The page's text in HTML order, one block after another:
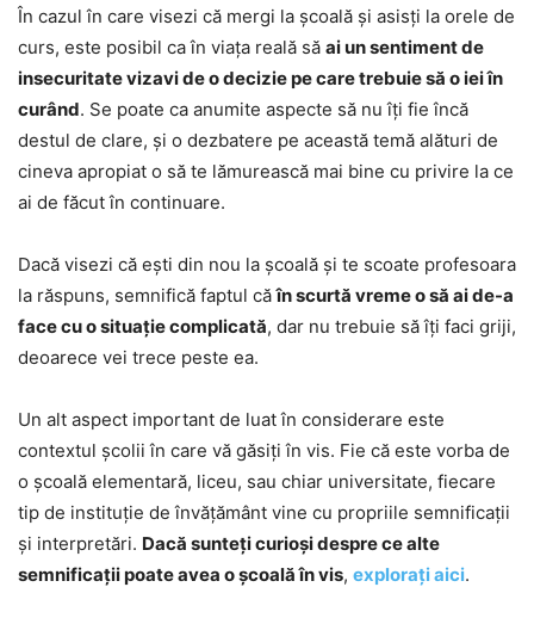
În cazul în care visezi că mergi la școală și asisți la orele de
curs, este posibil ca în viața reală să ai un sentiment de
insecuritate vizavi de o decizie pe care trebuie să o iei în
curând. Se poate ca anumite aspecte să nu îți fie încă
destul de clare, și o dezbatere pe această temă alături de
cineva apropiat o să te lămurească mai bine cu privire la ce
ai de făcut în continuare.
Dacă visezi că ești din nou la școală și te scoate profesoara
la răspuns, semnifică faptul căîn scurtă vreme o să ai de-a
face cu o situație complicată, dar nu trebuie să îți faci griji,
deoarece vei trece peste ea.
Un alt aspect important de luat în considerare este
contextul școlii în care vă găsiți în vis. Fie că este vorba de
o școală elementară, liceu, sau chiar universitate, fiecare
tip de instituție de învățământ vine cu propriile semnificații
și interpretări. Dacă sunteți curioși despre ce alte
semnificații poate avea o școală în vis, explorați aici.